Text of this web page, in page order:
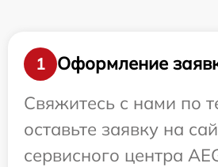
1
Оформление
Свяжитесь с нами по
оставьте заявку на
сервисного центра